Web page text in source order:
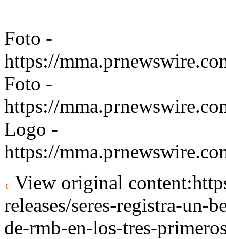
Foto -
https://
Foto -
https://
Logo -
https://
View original content:
releases/seres-registra-
de-rmb-en-los-tres-